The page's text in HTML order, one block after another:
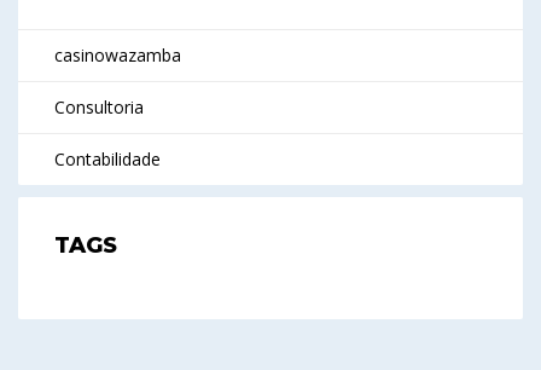
casinowazamba
Consultoria
Contabilidade
TAGS